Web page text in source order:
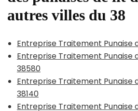
autres villes du 38
Entreprise Traitement Punaise
Entreprise Traitement Punaise
38580
Entreprise Traitement Punaise
38140
Entreprise Traitement Punaise